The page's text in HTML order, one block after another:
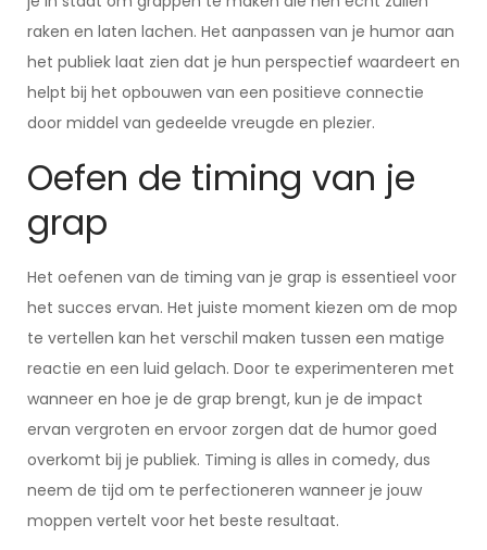
raken en laten lachen. Het aanpassen van je humor aan
het publiek laat zien dat je hun perspectief waardeert en
helpt bij het opbouwen van een positieve connectie
door middel van gedeelde vreugde en plezier.
Oefen de timing van je
grap
Het oefenen van de timing van je grap is essentieel voor
het succes ervan. Het juiste moment kiezen om de mop
te vertellen kan het verschil maken tussen een matige
reactie en een luid gelach. Door te experimenteren met
wanneer en hoe je de grap brengt, kun je de impact
ervan vergroten en ervoor zorgen dat de humor goed
overkomt bij je publiek. Timing is alles in comedy, dus
neem de tijd om te perfectioneren wanneer je jouw
moppen vertelt voor het beste resultaat.